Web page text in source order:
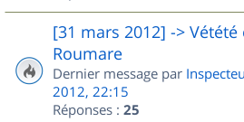
[31 mars 2012] ->
Roumare
Dernier message par
2012, 22:15
Réponses : 25